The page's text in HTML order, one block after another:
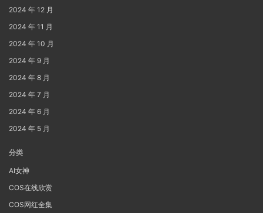
2024 年 12 月
2024 年 11 月
2024 年 10 月
2024 年 9 月
2024 年 8 月
2024 年 7 月
2024 年 6 月
2024 年 5 月
分类
AI女神
COS在线欣赏
COS网红全集